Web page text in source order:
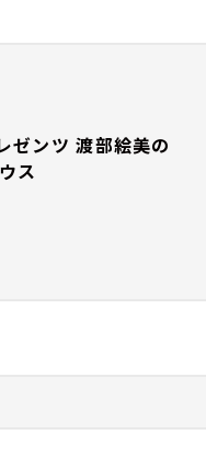
ゼンツ 渡部絵美の
ス